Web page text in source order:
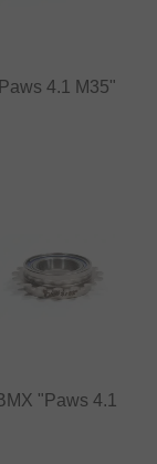
4.1 M35"
"Paws 4.1